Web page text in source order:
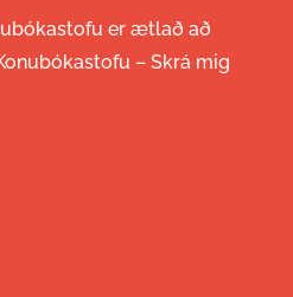
er ætlað að
– Skrá mig